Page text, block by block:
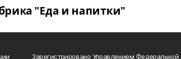
"Еда и напитки"
Зарегистрировано Управлением